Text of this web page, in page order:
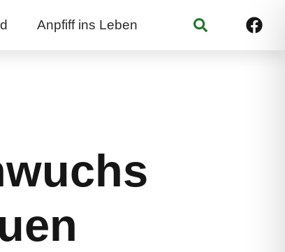
Anpfiff ins Leben Suchen